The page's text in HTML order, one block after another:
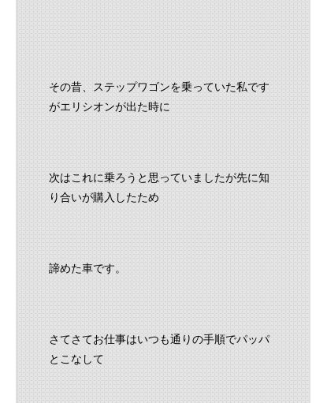
その昔、ステップワゴンを乗っていた私です
がエリシオンが出た時に
次はこれに乗ろうと思っていましたが先に知
り合いが購入したため
諦めた車です。
さてさてお仕事はいつも通りの手順でパッパ
とこなして